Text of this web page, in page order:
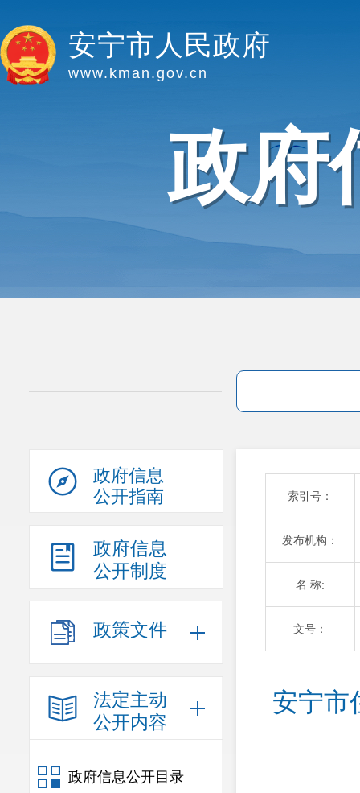
安宁市人民政府
www.kman.gov.cn
政府
政府信息
公开指南
政府信息
公开制度
政策文件
法定主动
公开内容
政府信息公开目录
索引号：
发布机构：
名 称:
文号：
安宁市